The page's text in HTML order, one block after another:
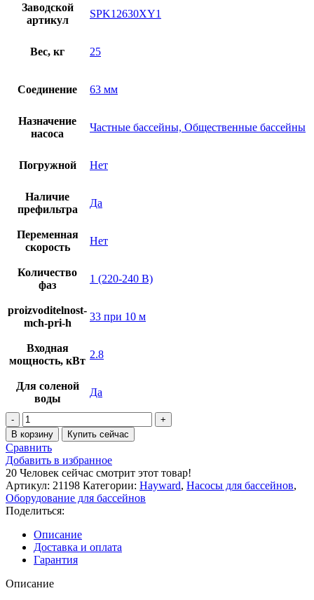
Заводской
артикул
SPK12630XY1
Вес, кг 25
Соединение 63 мм
Назначение
насоса
Частные бассейны, Общественные бассейны
Погружной Нет
Наличие
префильтра
Да
Переменная
скорость
Нет
Количество
фаз
1 (220-240 В)
proizvoditelnost-
mch-pri-h
33 при 10 м
Входная
мощность, кВт
2.8
Для соленой
воды
Да
В корзину Купить сейчас
Сравнить
Добавить в избранное
20 Человек сейчас смотрит этот товар!
Артикул: 21198 Категории: Hayward, Насосы для бассейнов,
Оборудование для бассейнов
Поделиться:
Описание
Доставка и оплата
Гарантия
Описание